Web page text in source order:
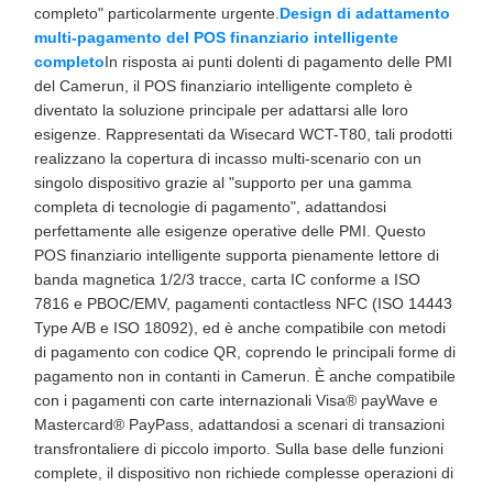
completo" particolarmente urgente.Design di adattamento
multi-pagamento del POS finanziario intelligente
completoIn risposta ai punti dolenti di pagamento delle PMI
del Camerun, il POS finanziario intelligente completo è
diventato la soluzione principale per adattarsi alle loro
esigenze. Rappresentati da Wisecard WCT-T80, tali prodotti
realizzano la copertura di incasso multi-scenario con un
singolo dispositivo grazie al "supporto per una gamma
completa di tecnologie di pagamento", adattandosi
perfettamente alle esigenze operative delle PMI. Questo
POS finanziario intelligente supporta pienamente lettore di
banda magnetica 1/2/3 tracce, carta IC conforme a ISO
7816 e PBOC/EMV, pagamenti contactless NFC (ISO 14443
Type A/B e ISO 18092), ed è anche compatibile con metodi
di pagamento con codice QR, coprendo le principali forme di
pagamento non in contanti in Camerun. È anche compatibile
con i pagamenti con carte internazionali Visa® payWave e
Mastercard® PayPass, adattandosi a scenari di transazioni
transfrontaliere di piccolo importo. Sulla base delle funzioni
complete, il dispositivo non richiede complesse operazioni di